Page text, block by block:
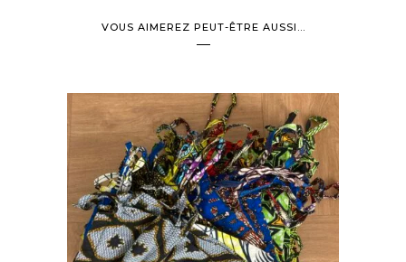
VOUS AIMEREZ PEUT-ÊTRE AUSSI…